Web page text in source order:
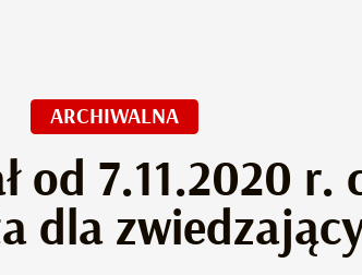
ARCHIWALNA
od 7.11.2020 r.
dla